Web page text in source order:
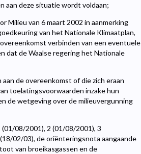
aan deze situatie wordt voldaan;
van 6 maart 2002 in aanmerking
van het Nationale Klimaatplan,
verbinden van een eventuele
dat de Waalse regering het Nationale
de overeenkomst of die zich eraan
toelatingsvoorwaarden inzake hun
de wetgeving over de milieuvergunning
08/2001), 2 (01/08/2001), 3
02/03), de oriënteringsnota aangaande
van broeikasgassen en de